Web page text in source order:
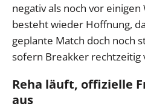
negativ als noch vor
besteht wieder Hoffnung,
geplante Match doch noch
sofern Breakker rechtzeitig
Reha läuft, offizielle
aus